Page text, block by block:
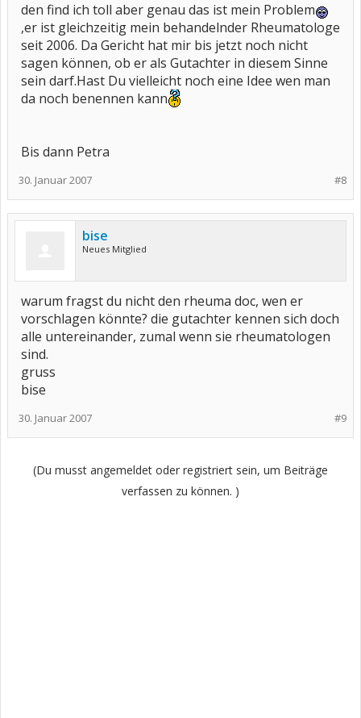
den find ich toll aber genau das ist mein Problem
,er ist gleichzeitig mein behandelnder Rheumatologe
seit 2006. Da Gericht hat mir bis jetzt noch nicht
sagen können, ob er als Gutachter in diesem Sinne
sein darf.Hast Du vielleicht noch eine Idee wen man
da noch benennen kann
Bis dann Petra
#8
30. Januar 2007
bise
Neues Mitglied
warum fragst du nicht den rheuma doc, wen er
vorschlagen könnte? die gutachter kennen sich doch
alle untereinander, zumal wenn sie rheumatologen
sind.
gruss
bise
#9
30. Januar 2007
(Du musst angemeldet oder registriert sein, um Beiträge
verfassen zu können. )